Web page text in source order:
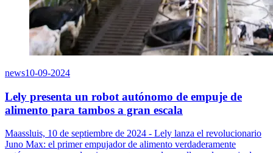
news10-09-2024
Lely presenta un robot autónomo de empuje de
alimento para tambos a gran escala
Maassluis, 10 de septiembre de 2024 - Lely lanza el revolucionario
Juno Max: el primer empujador de alimento verdaderamente